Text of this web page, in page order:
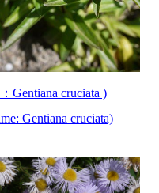
Gentiana cruciata )
Gentiana cruciata)